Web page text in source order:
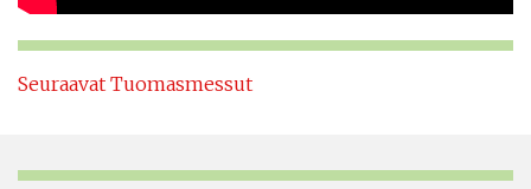
Seuraavat Tuomasmessut